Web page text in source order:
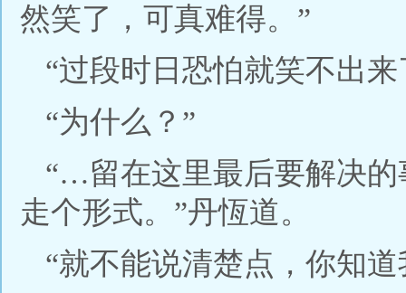
然笑了，可真难得。”
“过段时日恐怕就笑不出来
“为什么？”
“…留在这里最后要解决
走个形式。”丹恆道。
“就不能说清楚点，你知